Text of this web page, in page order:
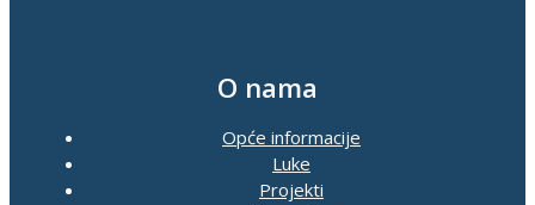
O nama
Opće informacije
Luke
Projekti